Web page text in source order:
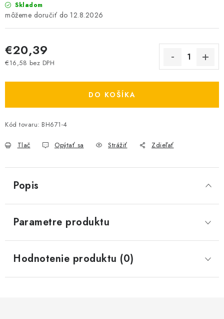
O nás - MEGALED & JANTON Zákamenné
Zľavy pre profíkov
Hodnotenie obchodu Moja objednávka
Skladom
12.8.2026
€20,39
€16,58 bez DPH
DO KOŠÍKA
Kód tovaru: BH671-4
Tlač Opýtať sa Strážiť Zdieľať
Popis
Parametre produktu
Hodnotenie produktu (0)